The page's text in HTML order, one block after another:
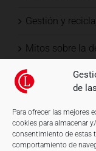
de
Para ofrecer las mejores
cookies para almacenar
consentimiento de estas
comportamiento de
Gestión y
Mitos sobre la